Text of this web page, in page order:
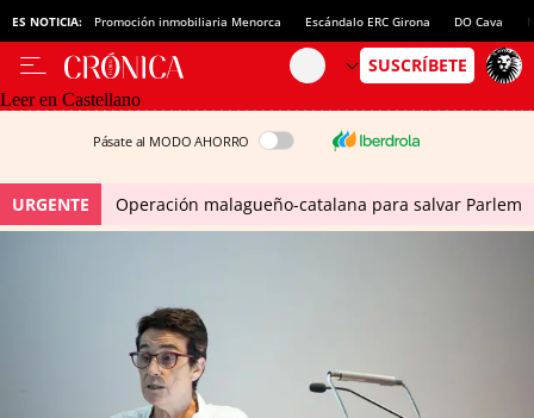
ES NOTICIA: Promoción inmobiliaria Menorca Escándalo ERC Girona DO Cava
Leer en Castellano
Pásate al MODO AHORRO
URGENTE Operación malagueño-catalana para salvar Parlem